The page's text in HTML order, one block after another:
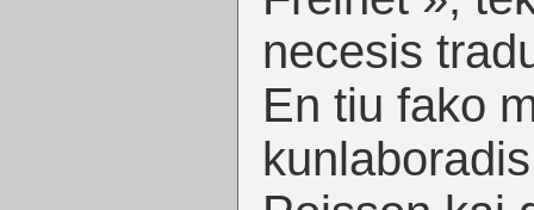
necesis
En tiu fako